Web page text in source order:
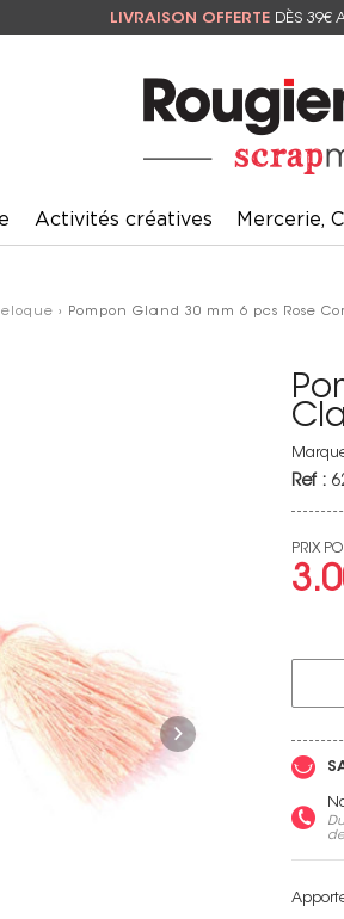
LIVRAISON OFFERTE DÈS 39€
Activités créatives Mercerie,
Voir toutes nos
› Pompon Gland 30 mm 6 pcs Rose
Ref :
PRIX